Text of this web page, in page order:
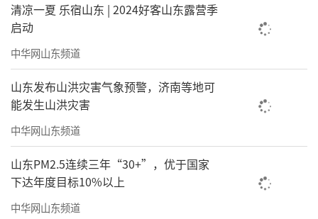
清凉一夏 乐宿山东 | 2024好客山东露营季
启动
中华网山东频道
山东发布山洪灾害气象预警，济南等地可
能发生山洪灾害
中华网山东频道
山东PM2.5连续三年“30+”，优于国家
下达年度目标10%以上
中华网山东频道